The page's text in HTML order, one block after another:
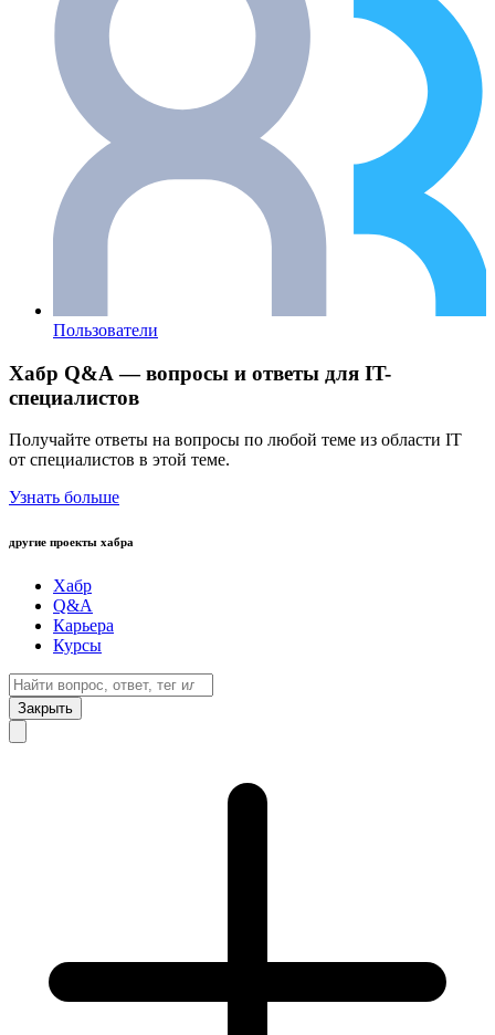
Пользователи
Хабр Q&A — вопросы и ответы для IT-
специалистов
Получайте ответы на вопросы по любой теме из области IT
от специалистов в этой теме.
Узнать больше
другие проекты хабра
Хабр
Q&A
Карьера
Курсы
Закрыть